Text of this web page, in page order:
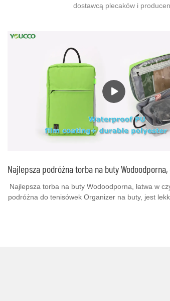
dostawcą plecaków i
Najlepsza torba na buty Wodoodporna, łatwa w
podróżna do tenisówek Organizer na buty, jest